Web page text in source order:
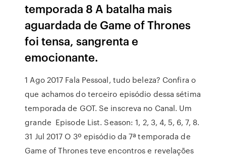
temporada 8 A batalha mais
aguardada de Game of Thrones
foi tensa, sangrenta e
emocionante.
1 Ago 2017 Fala Pessoal, tudo beleza? Confira o
que achamos do terceiro episódio dessa sétima
temporada de GOT. Se inscreva no Canal. Um
grande Episode List. Season: 1, 2, 3, 4, 5, 6, 7, 8.
31 Jul 2017 O 3º episódio da 7ª temporada de
Game of Thrones teve encontros e revelações